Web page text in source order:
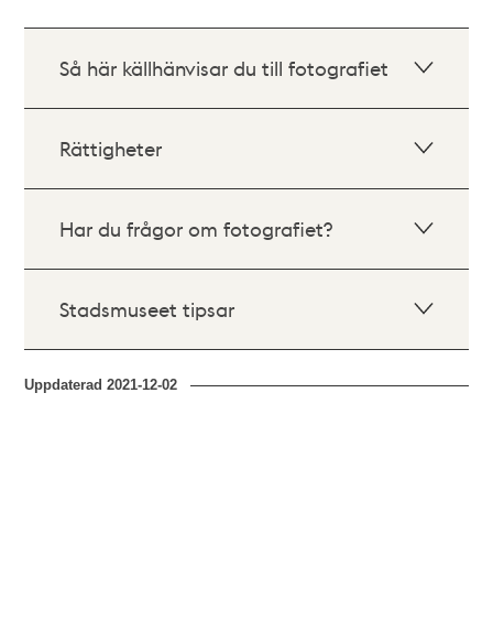
Så här källhänvisar du till fotografiet
Rättigheter
Har du frågor om fotografiet?
Stadsmuseet tipsar
Uppdaterad2021-12-02